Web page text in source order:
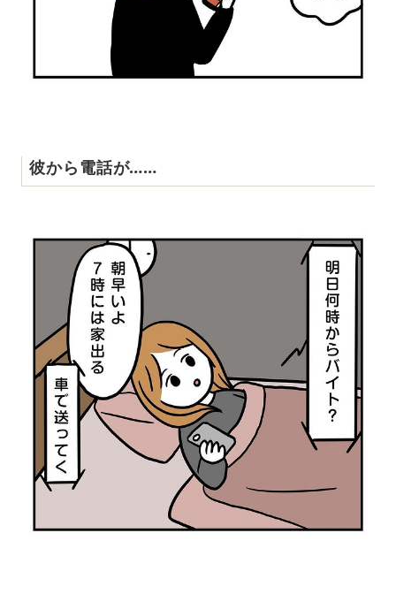
彼から電話が……